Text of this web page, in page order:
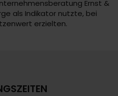
Ernst &
als Indikator nutzte, bei
erzielten.